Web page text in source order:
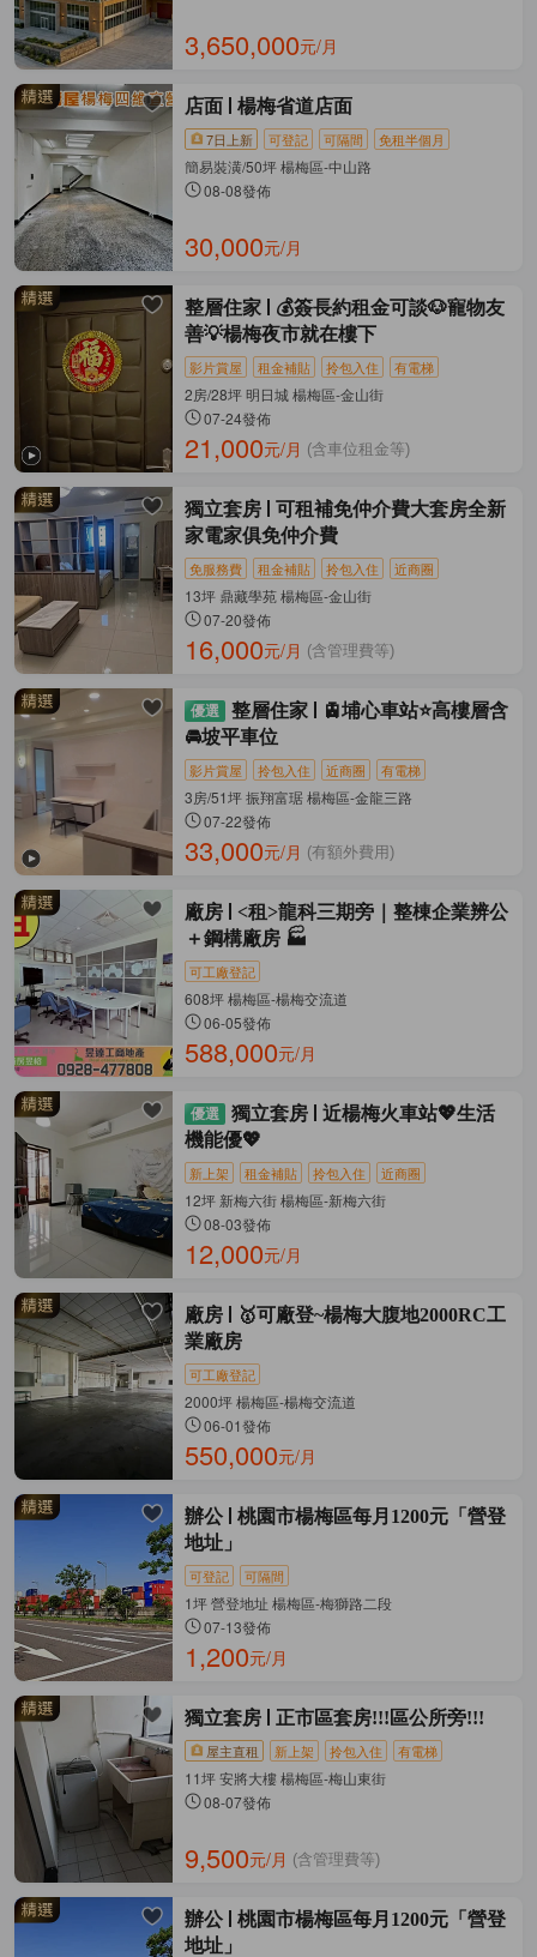
3,650,000元/月
店面 楊梅省道店面
7日上新 可登記 可隔間 免租半個月
簡易裝潢/50坪 楊梅區-中山路
08-08發佈
30,000元/月
整層住家
💰簽長約租金可談🐶寵物友
善💡楊梅夜市就在樓下
影片賞屋 租金補貼 拎包入住 有電梯
2房/28坪 明日城 楊梅區-金山街
07-24發佈
21,000元/月 (含車位租金等)
獨立套房
可租補免仲介費大套房全新
家電家俱免仲介費
免服務費 租金補貼 拎包入住 近商圈
13坪 鼎藏學苑 楊梅區-金山街
07-20發佈
16,000元/月 (含管理費等)
整層住家
🚊埔心車站⭐️高樓層含
🚘坡平車位
影片賞屋 拎包入住 近商圈 有電梯
3房/51坪 振翔富琚 楊梅區-金龍三路
07-22發佈
33,000元/月 (有額外費用)
廠房
<租>龍科三期旁｜整棟企業辨公
＋鋼構廠房 🏭
可工廠登記
608坪 楊梅區-楊梅交流道
06-05發佈
588,000元/月
獨立套房
近楊梅火車站💖生活
機能優💖
新上架 租金補貼 拎包入住 近商圈
12坪 新梅六街 楊梅區-新梅六街
08-03發佈
12,000元/月
廠房
🥇可廠登~楊梅大腹地2000RC工
業廠房
可工廠登記
2000坪 楊梅區-楊梅交流道
06-01發佈
550,000元/月
辦公
桃園市楊梅區每月1200元「營登
地址」
可登記 可隔間
1坪 營登地址 楊梅區-梅獅路二段
07-13發佈
1,200元/月
獨立套房 正市區套房!!!區公所旁!!!
屋主直租 新上架 拎包入住 有電梯
11坪 安將大樓 楊梅區-梅山東街
08-07發佈
9,500元/月 (含管理費等)
辦公
桃園市楊梅區每月1200元「營登
地址」